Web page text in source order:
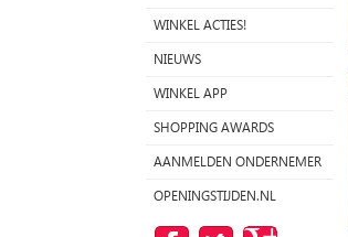
WINKEL ACTIES!
NIEUWS
WINKEL APP
SHOPPING AWARDS
AANMELDEN ONDERNEMER
OPENINGSTIJDEN.NL